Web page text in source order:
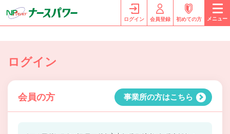
ログイン 会員登録 初めての方 メニュー
ログイン
会員の方 事業所の方はこちら